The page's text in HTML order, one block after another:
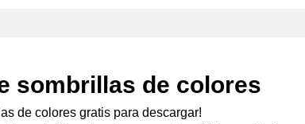
sombrillas de colores
de colores gratis para descargar!